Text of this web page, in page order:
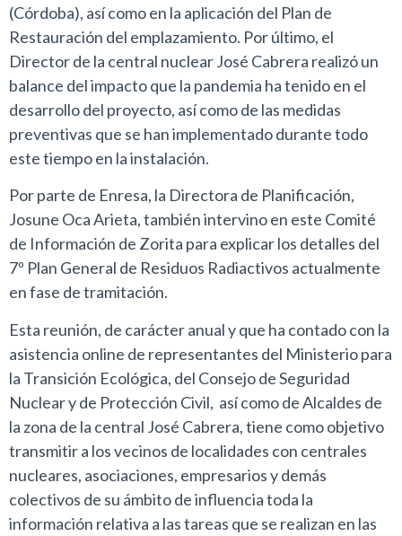
(Córdoba), así como en la aplicación del Plan de
Restauración del emplazamiento. Por último, el
Director de la central nuclear José Cabrera realizó un
balance del impacto que la pandemia ha tenido en el
desarrollo del proyecto, así como de las medidas
preventivas que se han implementado durante todo
este tiempo en la instalación.
Por parte de Enresa, la Directora de Planificación,
Josune Oca Arieta, también intervino en este Comité
de Información de Zorita para explicar los detalles del
7º Plan General de Residuos Radiactivos actualmente
en fase de tramitación.
Esta reunión, de carácter anual y que ha contado con la
asistencia online de representantes del Ministerio para
la Transición Ecológica, del Consejo de Seguridad
Nuclear y de Protección Civil, así como de Alcaldes de
la zona de la central José Cabrera, tiene como objetivo
transmitir a los vecinos de localidades con centrales
nucleares, asociaciones, empresarios y demás
colectivos de su ámbito de influencia toda la
información relativa a las tareas que se realizan en las